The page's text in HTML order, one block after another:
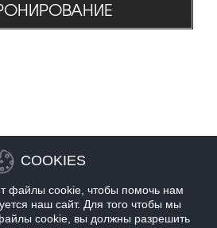
COOKIES
файлы cookie, чтобы помочь нам
наш сайт. Для того чтобы мы
cookie, вы должны разрешить